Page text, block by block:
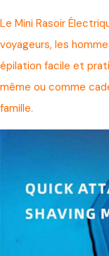
Le Mini Rasoir
voyageurs, les
épilation facile et
même ou comme
famille.